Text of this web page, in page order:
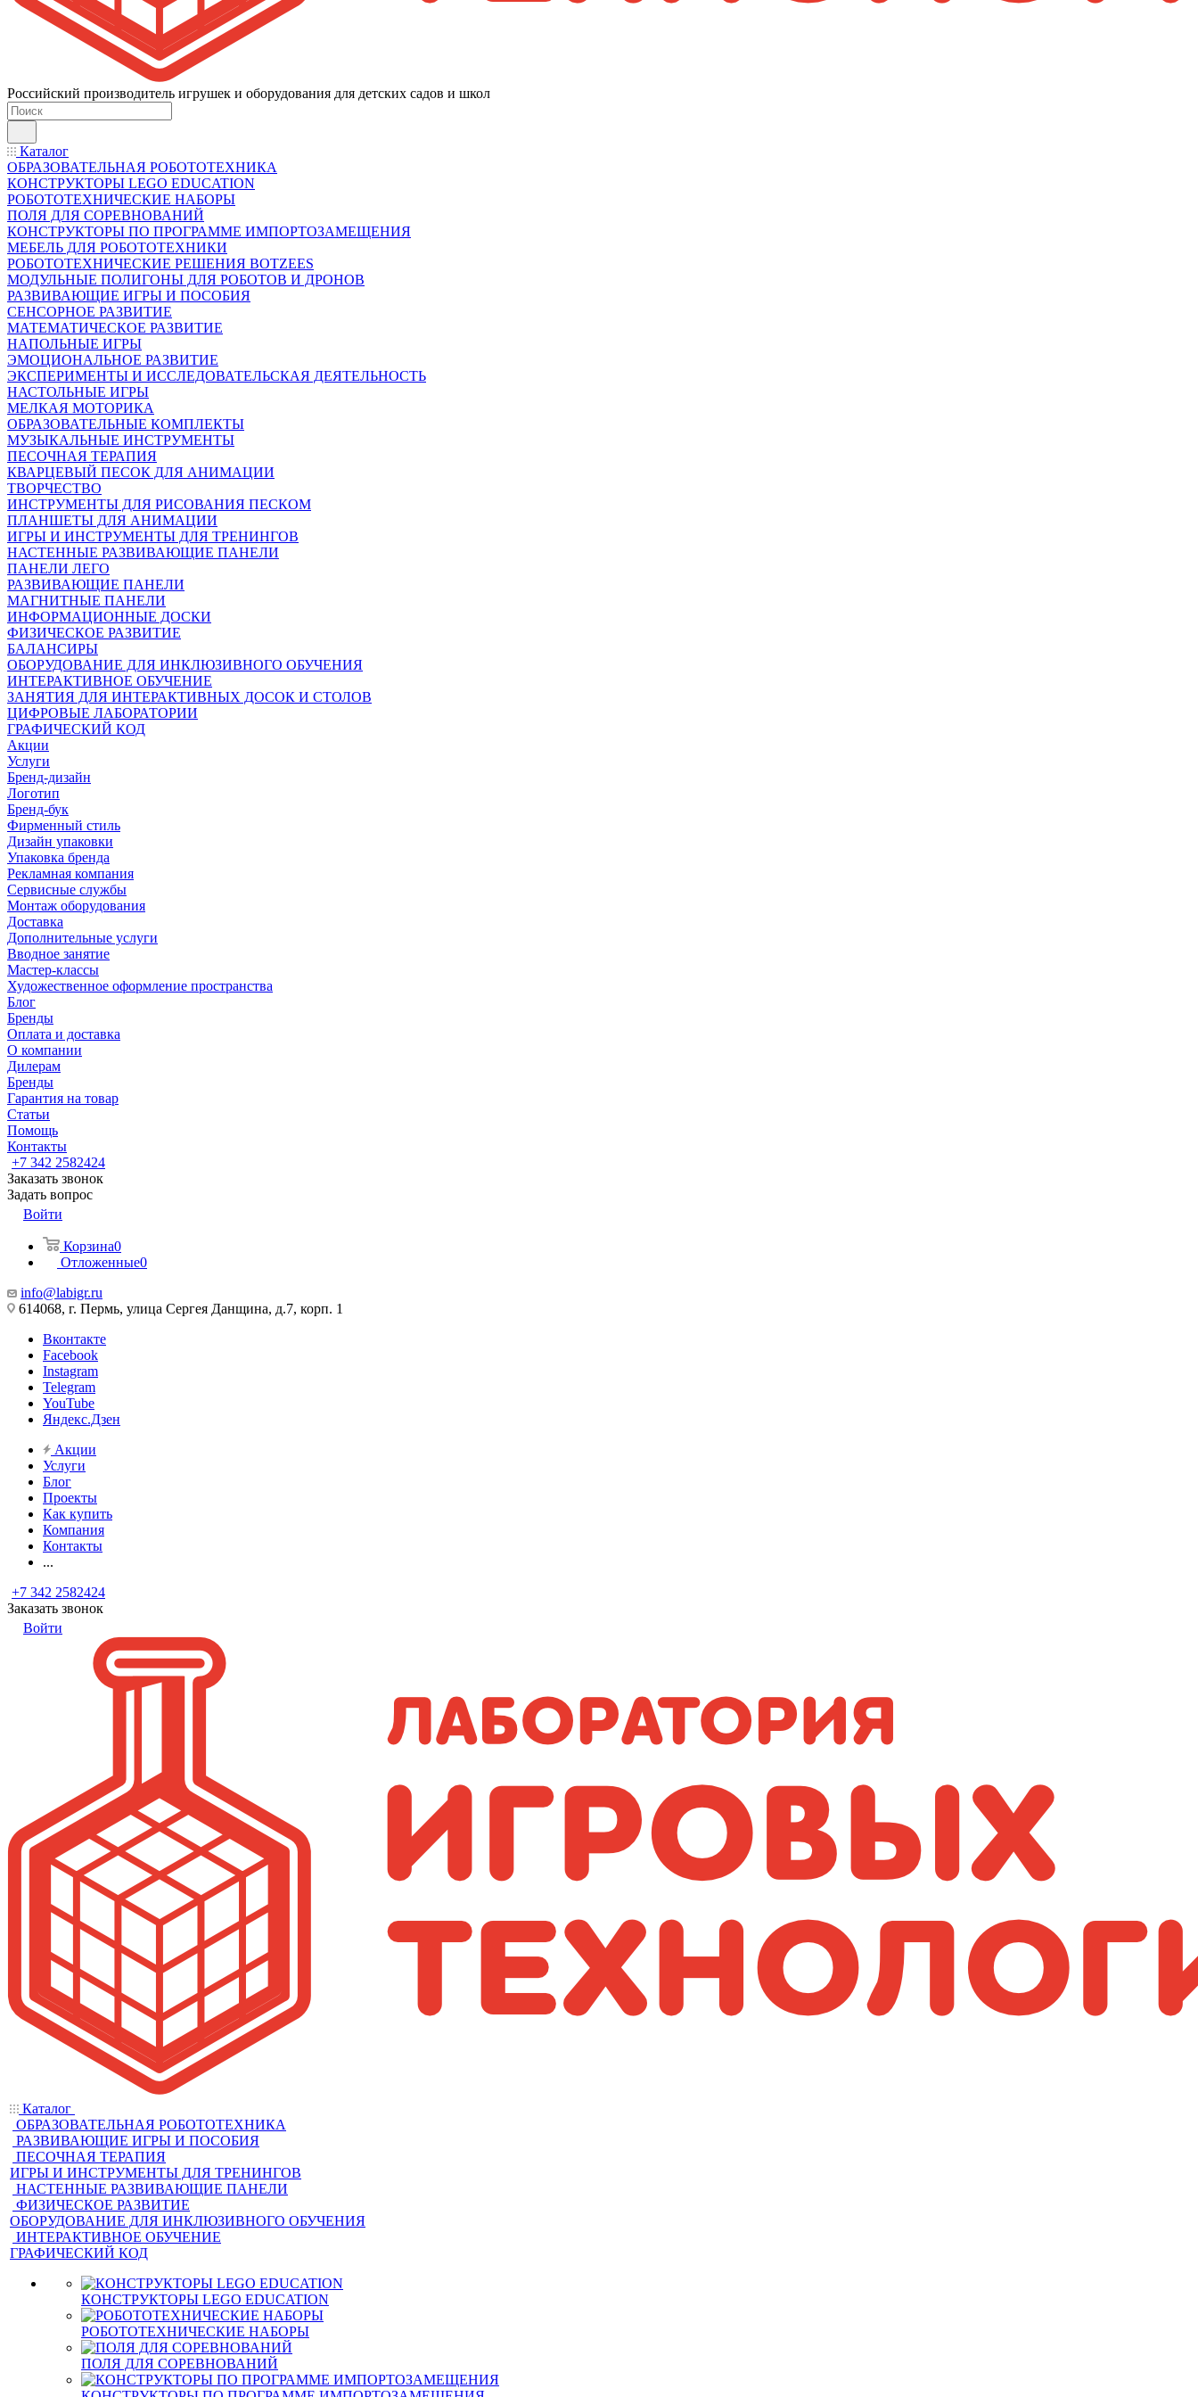
Российский производитель игрушек и оборудования для детских садов и школ
Каталог
ОБРАЗОВАТЕЛЬНАЯ РОБОТОТЕХНИКА
КОНСТРУКТОРЫ LEGO EDUCATION
РОБОТОТЕХНИЧЕСКИЕ НАБОРЫ
ПОЛЯ ДЛЯ СОРЕВНОВАНИЙ
КОНСТРУКТОРЫ ПО ПРОГРАММЕ ИМПОРТОЗАМЕЩЕНИЯ
МЕБЕЛЬ ДЛЯ РОБОТОТЕХНИКИ
РОБОТОТЕХНИЧЕСКИЕ РЕШЕНИЯ BOTZEES
МОДУЛЬНЫЕ ПОЛИГОНЫ ДЛЯ РОБОТОВ И ДРОНОВ
РАЗВИВАЮЩИЕ ИГРЫ И ПОСОБИЯ
СЕНСОРНОЕ РАЗВИТИЕ
МАТЕМАТИЧЕСКОЕ РАЗВИТИЕ
НАПОЛЬНЫЕ ИГРЫ
ЭМОЦИОНАЛЬНОЕ РАЗВИТИЕ
ЭКСПЕРИМЕНТЫ И ИССЛЕДОВАТЕЛЬСКАЯ ДЕЯТЕЛЬНОСТЬ
НАСТОЛЬНЫЕ ИГРЫ
МЕЛКАЯ МОТОРИКА
ОБРАЗОВАТЕЛЬНЫЕ КОМПЛЕКТЫ
МУЗЫКАЛЬНЫЕ ИНСТРУМЕНТЫ
ПЕСОЧНАЯ ТЕРАПИЯ
КВАРЦЕВЫЙ ПЕСОК ДЛЯ АНИМАЦИИ
ТВОРЧЕСТВО
ИНСТРУМЕНТЫ ДЛЯ РИСОВАНИЯ ПЕСКОМ
ПЛАНШЕТЫ ДЛЯ АНИМАЦИИ
ИГРЫ И ИНСТРУМЕНТЫ ДЛЯ ТРЕНИНГОВ
НАСТЕННЫЕ РАЗВИВАЮЩИЕ ПАНЕЛИ
ПАНЕЛИ ЛЕГО
РАЗВИВАЮЩИЕ ПАНЕЛИ
МАГНИТНЫЕ ПАНЕЛИ
ИНФОРМАЦИОННЫЕ ДОСКИ
ФИЗИЧЕСКОЕ РАЗВИТИЕ
БАЛАНСИРЫ
ОБОРУДОВАНИЕ ДЛЯ ИНКЛЮЗИВНОГО ОБУЧЕНИЯ
ИНТЕРАКТИВНОЕ ОБУЧЕНИЕ
ЗАНЯТИЯ ДЛЯ ИНТЕРАКТИВНЫХ ДОСОК И СТОЛОВ
ЦИФРОВЫЕ ЛАБОРАТОРИИ
ГРАФИЧЕСКИЙ КОД
Акции
Услуги
Бренд-дизайн
Логотип
Бренд-бук
Фирменный стиль
Дизайн упаковки
Упаковка бренда
Рекламная компания
Сервисные службы
Монтаж оборудования
Доставка
Дополнительные услуги
Вводное занятие
Мастер-классы
Художественное оформление пространства
Блог
Бренды
Оплата и доставка
О компании
Дилерам
Бренды
Гарантия на товар
Статьи
Помощь
Контакты
+7 342 2582424
Заказать звонок
Задать вопрос
Войти
Корзина0
Отложенные0
info@labigr.ru
614068, г. Пермь, улица Сергея Данщина, д.7, корп. 1
Вконтакте
Facebook
Instagram
Telegram
YouTube
Яндекс.Дзен
Акции
Услуги
Блог
Проекты
Как купить
Компания
Контакты
...
+7 342 2582424
Заказать звонок
Войти
Каталог
ОБРАЗОВАТЕЛЬНАЯ РОБОТОТЕХНИКА
РАЗВИВАЮЩИЕ ИГРЫ И ПОСОБИЯ
ПЕСОЧНАЯ ТЕРАПИЯ
ИГРЫ И ИНСТРУМЕНТЫ ДЛЯ ТРЕНИНГОВ
НАСТЕННЫЕ РАЗВИВАЮЩИЕ ПАНЕЛИ
ФИЗИЧЕСКОЕ РАЗВИТИЕ
ОБОРУДОВАНИЕ ДЛЯ ИНКЛЮЗИВНОГО ОБУЧЕНИЯ
ИНТЕРАКТИВНОЕ ОБУЧЕНИЕ
ГРАФИЧЕСКИЙ КОД
КОНСТРУКТОРЫ LEGO EDUCATION
РОБОТОТЕХНИЧЕСКИЕ НАБОРЫ
ПОЛЯ ДЛЯ СОРЕВНОВАНИЙ